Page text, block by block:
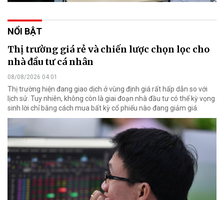
NỔI BẬT
Thị trường giá rẻ và chiến lược chọn lọc cho
nhà đầu tư cá nhân
08/08/2026 04:01
Thị trường hiện đang giao dịch ở vùng định giá rất hấp dẫn so với
lịch sử. Tuy nhiên, không còn là giai đoạn nhà đầu tư có thể kỳ vọng
sinh lời chỉ bằng cách mua bất kỳ cổ phiếu nào đang giảm giá.